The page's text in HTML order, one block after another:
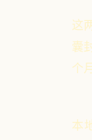
这
囊
个
本